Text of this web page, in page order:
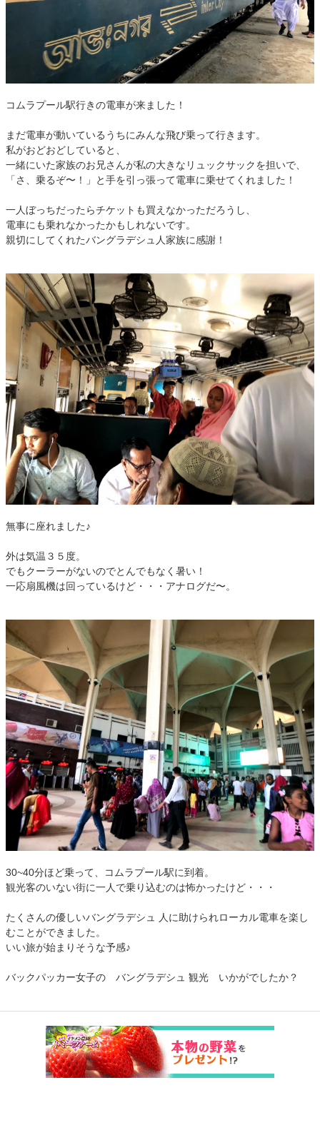
コムラプール駅行きの電車が来ました！
まだ電車が動いているうちにみんな飛び乗って行きます。
私がおどおどしていると、
一緒にいた家族のお兄さんが私の大きなリュックサックを担いで、
「さ、乗るぞ〜！」と手を引っ張って電車に乗せてくれました！
一人ぼっちだったらチケットも買えなかっただろうし、
電車にも乗れなかったかもしれないです。
親切にしてくれたバングラデシュ人家族に感謝！
無事に座れました♪
外は気温３５度。
でもクーラーがないのでとんでもなく暑い！
一応扇風機は回っているけど・・・アナログだ〜。
30~40分ほど乗って、コムラプール駅に到着。
観光客のいない街に一人で乗り込むのは怖かったけど・・・
たくさんの優しいバングラデシュ 人に助けられローカル電車を楽し
むことができました。
いい旅が始まりそうな予感♪
バックパッカー女子の バングラデシュ 観光 いかがでしたか？